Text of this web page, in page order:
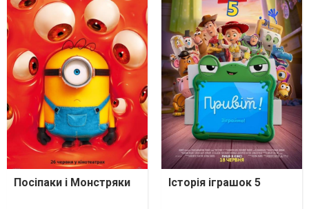
Посіпаки і Монстряки Історія іграшок 5